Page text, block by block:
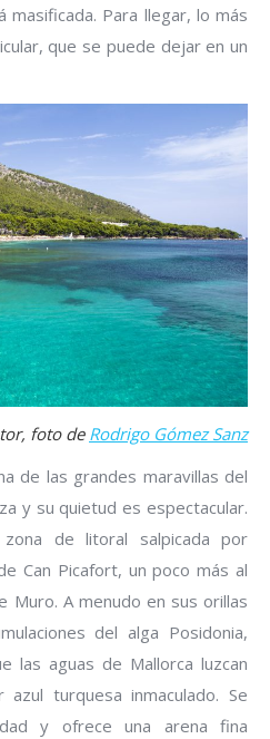
Para llegar, lo más
que se puede dejar en un
foto de Rodrigo Gómez Sanz
de las grandes maravillas del
y su quietud es espectacular.
de litoral salpicada por
Can Picafort, un poco más al
Muro. A menudo en sus orillas
del alga Posidonia,
las aguas de Mallorca luzcan
turquesa inmaculado. Se
y ofrece una arena fina